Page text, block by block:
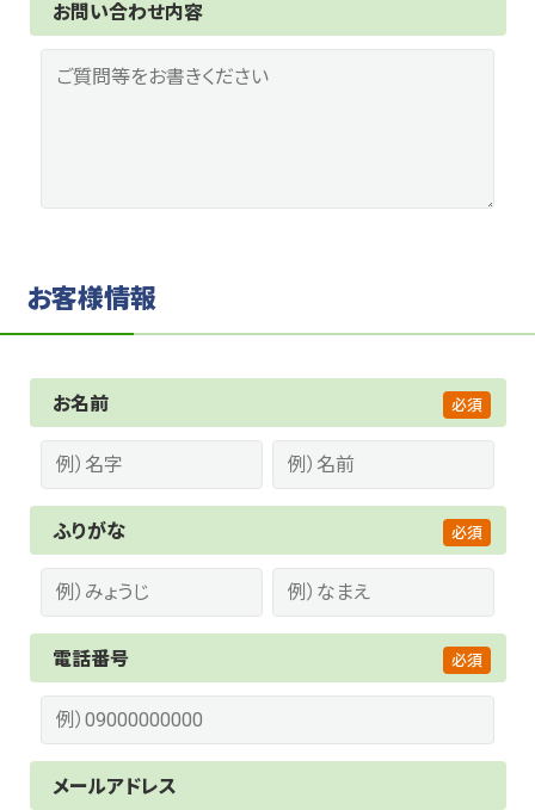
お問い合わせ内容
お客様情報
お名前
ふりがな
電話番号
メールアドレス